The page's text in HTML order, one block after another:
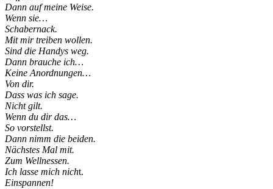
Dann auf meine Weise.
Wenn sie…
Schabernack.
Mit mir treiben wollen.
Sind die Handys weg.
Dann brauche ich…
Keine Anordnungen…
Von dir.
Dass was ich sage.
Nicht gilt.
Wenn du dir das…
So vorstellst.
Dann nimm die beiden.
Nächstes Mal mit.
Zum Wellnessen.
Ich lasse mich nicht.
Einspannen!